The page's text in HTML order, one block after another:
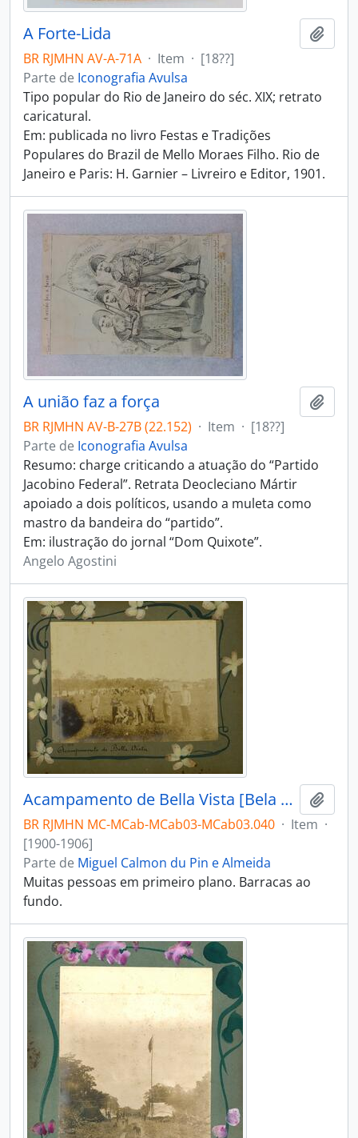
A Forte-Lida
BR RJMHN AV-A-71A · Item · [18??]
Parte de Iconografia Avulsa
Tipo popular do Rio de Janeiro do séc. XIX; retrato
caricatural.
Em: publicada no livro Festas e Tradições
Populares do Brazil de Mello Moraes Filho. Rio de
Janeiro e Paris: H. Garnier – Livreiro e Editor, 1901.
A união faz a força
BR RJMHN AV-B-27B (22.152) · Item · [18??]
Parte de Iconografia Avulsa
Resumo: charge criticando a atuação do “Partido
Jacobino Federal”. Retrata Deocleciano Mártir
apoiado a dois políticos, usando a muleta como
mastro da bandeira do “partido”.
Em: ilustração do jornal “Dom Quixote”.
Angelo Agostini
Acampamento de Bella Vista [Bela Vista]
BR RJMHN MC-MCab-MCab03-MCab03.040 · Item ·
[1900-1906]
Parte de Miguel Calmon du Pin e Almeida
Muitas pessoas em primeiro plano. Barracas ao
fundo.